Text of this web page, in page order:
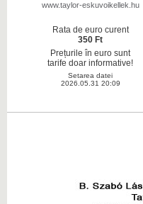
www.taylor-eskuvoikellek.hu
Rata de euro curent
350 Ft
Prețurile în euro sunt
tarife doar informative!
Setarea datei
2026.05.31 20:09